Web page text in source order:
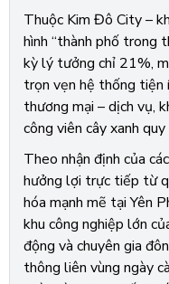
Thuộc Kim Đô City –
hình “thành phố trong
kỳ lý tưởng chỉ 21%,
trọn vẹn hệ thống tiện
thương mại – dịch vụ,
công viên cây xanh
Theo nhận định của
hưởng lợi trực tiếp từ
hóa mạnh mẽ tại Yên
khu công nghiệp lớn
động và chuyên gia
thông liên vùng ngày